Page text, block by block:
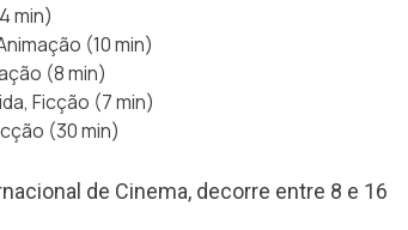
min)
(10 min)
(8 min)
Ficção (7 min)
(30 min)
de Cinema, decorre entre 8 e 16